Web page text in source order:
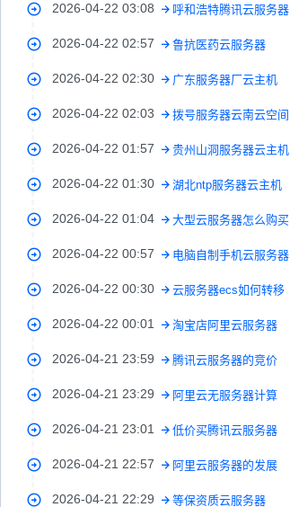
2026-04-22 03:08 呼和浩特腾讯云服务器
2026-04-22 02:57 鲁抗医药云服务器
2026-04-22 02:30 广东服务器厂云主机
2026-04-22 02:03 拨号服务器云南云空间
2026-04-22 01:57 贵州山洞服务器云主机
2026-04-22 01:30 湖北ntp服务器云主机
2026-04-22 01:04 大型云服务器怎么购买
2026-04-22 00:57 电脑自制手机云服务器
2026-04-22 00:30 云服务器ecs如何转移
2026-04-22 00:01 淘宝店阿里云服务器
2026-04-21 23:59 腾讯云服务器的竞价
2026-04-21 23:29 阿里云无服务器计算
2026-04-21 23:01 低价买腾讯云服务器
2026-04-21 22:57 阿里云服务器的发展
2026-04-21 22:29 等保资质云服务器